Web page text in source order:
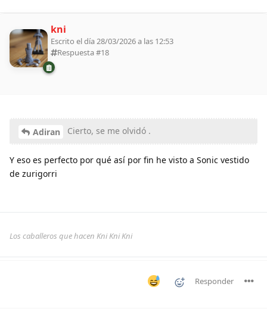
kni
Escrito el día 28/03/2026 a las 12:53
Respuesta #18
Adiran Cierto, se me olvidó .
Y eso es perfecto por qué así por fin he visto a Sonic vestido
de zurigorri
Los caballeros que hacen Kni Kni Kni
Responder